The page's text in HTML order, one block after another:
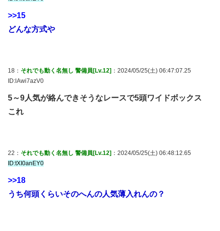
>>15
どんな方式や
18： それでも動く名無し 警備員[Lv.12] ：2024/05/25(土) 06:47:07.25
ID:lAwi7azV0
5～9人気が絡んできそうなレースで5頭ワイドボックス
これ
22： それでも動く名無し 警備員[Lv.12] ：2024/05/25(土) 06:48:12.65
ID:tXI0anEY0
>>18
うち何頭くらいそのへんの人気薄入れんの？